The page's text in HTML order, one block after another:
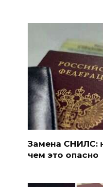
Замена СНИЛС:
чем это опасно